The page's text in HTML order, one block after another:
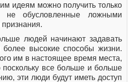
идеям можно получить только
не обусловленные ложными
людей начинают задавать
высокие способы жизни.
им в настоящее время места,
поскольку все больше и больше
эти люди будут иметь доступ